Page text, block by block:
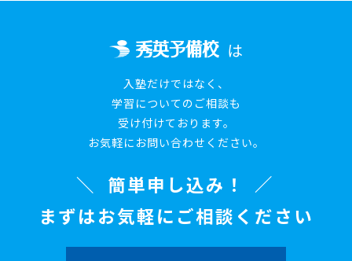
は
入塾だけではなく、
学習についてのご相談も
受け付けております。
お気軽にお問い合わせください。
簡単申し込み！
まずはお気軽にご相談ください